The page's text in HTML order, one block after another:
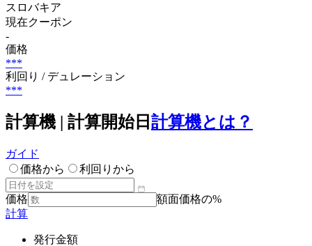
スロバキア
現在クーポン
-
価格
***
利回り / デュレーション
***
計算機 | 計算開始日 計算機とは？
ガイド
価格から
利回りから
価格
額面価格の%
計算
発行金額